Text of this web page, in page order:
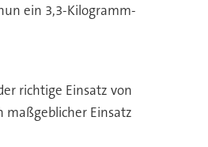
ein 3,3-Kilogramm-
richtige Einsatz von
maßgeblicher Einsatz